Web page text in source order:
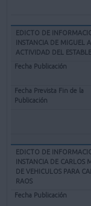
EDICTO DE
INSTANCIA DE MIGUEL
ACTIVIDAD DEL
EDICTO DE
INSTANCIA DE CARLOS
DE VEHICULOS PARA
RAOS